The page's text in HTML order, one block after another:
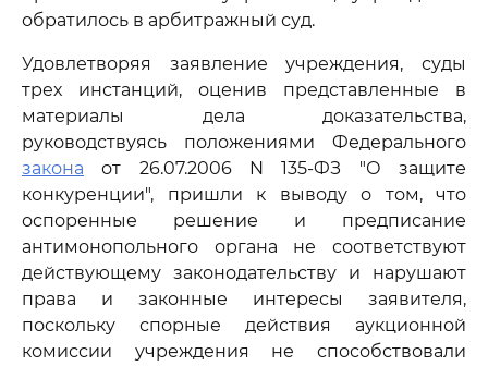
обратилось в арбитражный суд.
Удовлетворяя заявление учреждения, суды
трех инстанций, оценив представленные в
материалы дела доказательства,
руководствуясь положениями Федерального
закона от 26.07.2006 N 135-ФЗ "О защите
конкуренции", пришли к выводу о том, что
оспоренные решение и предписание
антимонопольного органа не соответствуют
действующему законодательству и нарушают
права и законные интересы заявителя,
поскольку спорные действия аукционной
комиссии учреждения не способствовали